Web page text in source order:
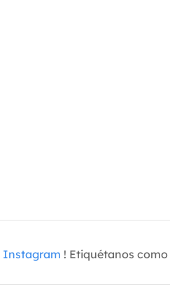
Instagram ! Etiquétanos como